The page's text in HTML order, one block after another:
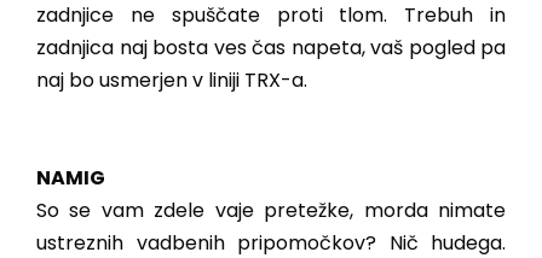
zadnjice ne spuščate proti tlom. Trebuh in
zadnjica naj bosta ves čas napeta, vaš pogled pa
naj bo usmerjen v liniji TRX-a.
NAMIG
So se vam zdele vaje pretežke, morda nimate
ustreznih vadbenih pripomočkov? Nič hudega.